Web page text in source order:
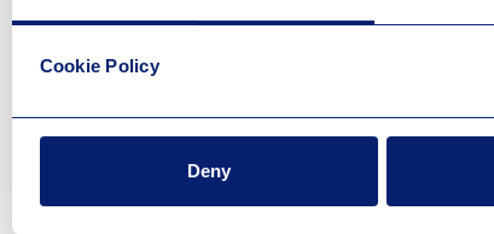
Cookie Policy
Deny
information som visar att man
omfattande migrering av er